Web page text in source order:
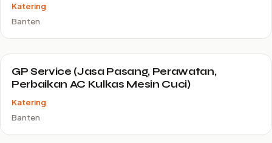
Katering
Banten
GP Service (Jasa Pasang, Perawatan,
Perbaikan AC Kulkas Mesin Cuci)
Katering
Banten